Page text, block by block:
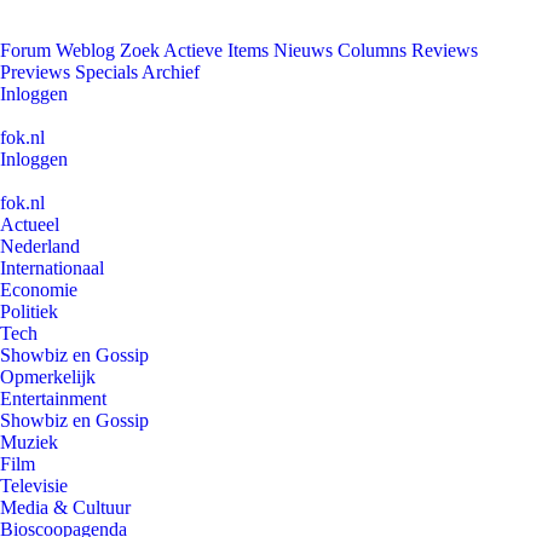
Forum Weblog Zoek Actieve Items Nieuws Columns Reviews
Previews Specials Archief
Inloggen
fok.nl
Inloggen
fok.nl
Actueel
Nederland
Internationaal
Economie
Politiek
Tech
Showbiz en Gossip
Opmerkelijk
Entertainment
Showbiz en Gossip
Muziek
Film
Televisie
Media & Cultuur
Bioscoopagenda